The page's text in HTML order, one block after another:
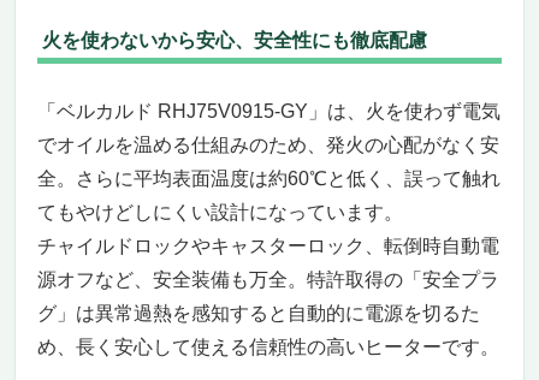
火を使わないから安心、安全性にも徹底配慮
「ベルカルド RHJ75V0915-GY」は、火を使わず電気
でオイルを温める仕組みのため、発火の心配がなく安
全。さらに平均表面温度は約60℃と低く、誤って触れ
てもやけどしにくい設計になっています。
チャイルドロックやキャスターロック、転倒時自動電
源オフなど、安全装備も万全。特許取得の「安全プラ
グ」は異常過熱を感知すると自動的に電源を切るた
め、長く安心して使える信頼性の高いヒーターです。